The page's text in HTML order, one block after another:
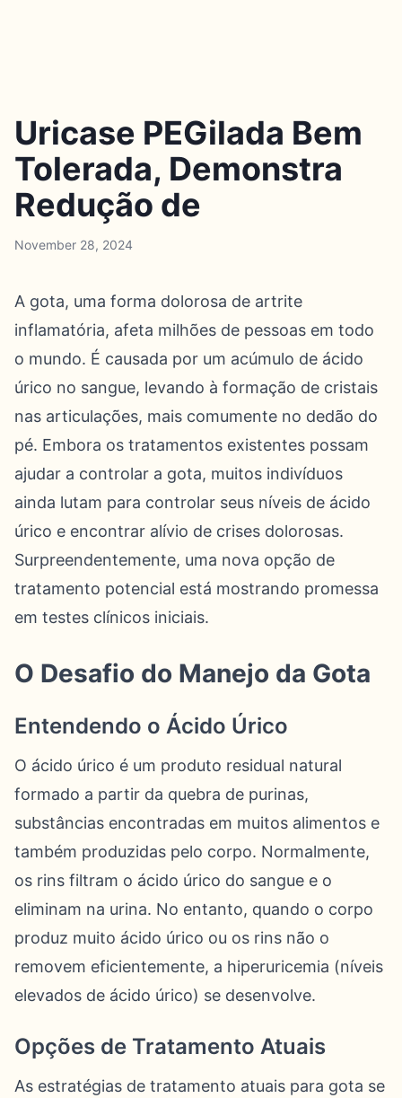
Uricase PEGilada Bem
Tolerada, Demonstra
Redução de
November 28, 2024
A gota, uma forma dolorosa de artrite
inflamatória, afeta milhões de pessoas em todo
o mundo. É causada por um acúmulo de ácido
úrico no sangue, levando à formação de cristais
nas articulações, mais comumente no dedão do
pé. Embora os tratamentos existentes possam
ajudar a controlar a gota, muitos indivíduos
ainda lutam para controlar seus níveis de ácido
úrico e encontrar alívio de crises dolorosas.
Surpreendentemente, uma nova opção de
tratamento potencial está mostrando promessa
em testes clínicos iniciais.
O Desafio do Manejo da Gota
Entendendo o Ácido Úrico
O ácido úrico é um produto residual natural
formado a partir da quebra de purinas,
substâncias encontradas em muitos alimentos e
também produzidas pelo corpo. Normalmente,
os rins filtram o ácido úrico do sangue e o
eliminam na urina. No entanto, quando o corpo
produz muito ácido úrico ou os rins não o
removem eficientemente, a hiperuricemia (níveis
elevados de ácido úrico) se desenvolve.
Opções de Tratamento Atuais
As estratégias de tratamento atuais para gota se